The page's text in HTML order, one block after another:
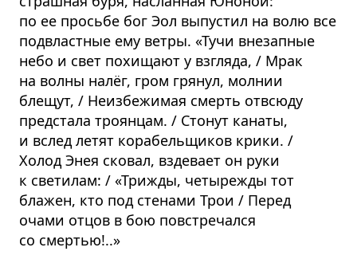
по ее просьбе бог Эол выпустил на волю все
подвластные ему ветры. «Тучи внезапные
небо и свет похищают у взгляда, / Мрак
на волны налёг, гром грянул, молнии
блещут, / Неизбежимая смерть отвсюду
предстала троянцам. / Стонут канаты,
и вслед летят корабельщиков крики. /
Холод Энея сковал, вздевает он руки
к светилам: / «Трижды, четырежды тот
блажен, кто под стенами Трои / Перед
очами отцов в бою повстречался
со смертью!..»